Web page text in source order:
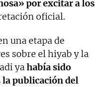
por excitar a los
oficial.
una etapa de
sobre el hiyab y la
yahabía sido
publicación del